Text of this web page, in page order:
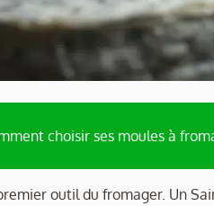
choisir ses moules à
outil du fromager. Un